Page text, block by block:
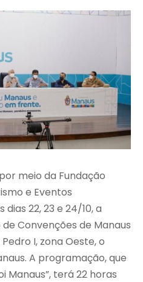
meio da Fundação
e Eventos
22, 23 e 24/10, a
Convenções de Manaus
I, zona Oeste, o
A programação, que
Manaus”, terá 22 horas